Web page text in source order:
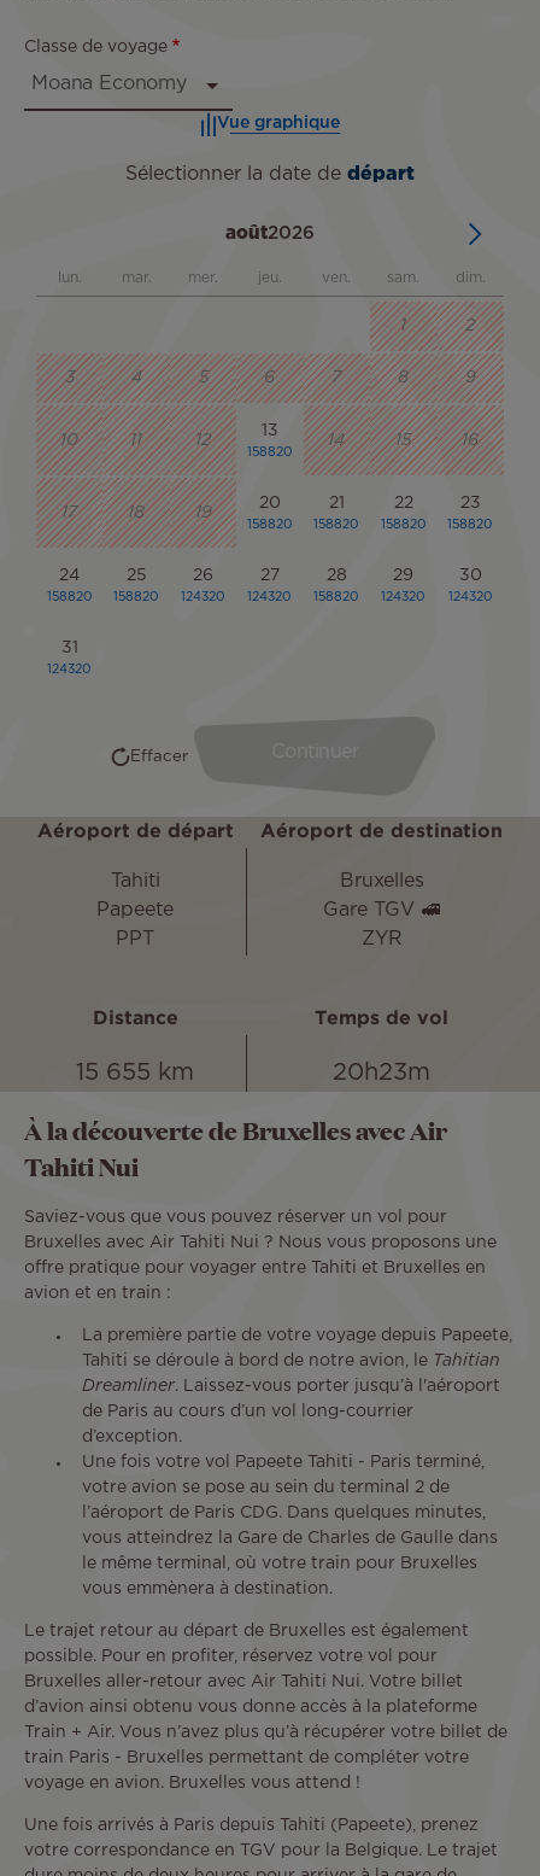
Classe de voyage
Vue graphique
Aéroport de départ Aéroport de destination
Distance Temps de vol
Tahiti
Papeete
PPT
Bruxelles
Gare TGV 🚅
ZYR
15 655 km 20h23m
À la découverte de Bruxelles avec Air
Tahiti Nui
Saviez-vous que vous pouvez réserver un vol pour
Bruxelles avec Air Tahiti Nui ? Nous vous proposons une
offre pratique pour voyager entre Tahiti et Bruxelles en
avion et en train :
La première partie de votre voyage depuis Papeete,
Tahiti se déroule à bord de notre avion, le Tahitian
Dreamliner. Laissez-vous porter jusqu’à l'aéroport
de Paris au cours d’un vol long-courrier
d’exception.
Une fois votre vol Papeete Tahiti - Paris terminé,
votre avion se pose au sein du terminal 2 de
l’aéroport de Paris CDG. Dans quelques minutes,
vous atteindrez la Gare de Charles de Gaulle dans
le même terminal, où votre train pour Bruxelles
vous emmènera à destination.
Le trajet retour au départ de Bruxelles est également
possible. Pour en profiter, réservez votre vol pour
Bruxelles aller-retour avec Air Tahiti Nui. Votre billet
d’avion ainsi obtenu vous donne accès à la plateforme
Train + Air. Vous n’avez plus qu’à récupérer votre billet de
train Paris - Bruxelles permettant de compléter votre
voyage en avion. Bruxelles vous attend !
Une fois arrivés à Paris depuis Tahiti (Papeete), prenez
votre correspondance en TGV pour la Belgique. Le trajet